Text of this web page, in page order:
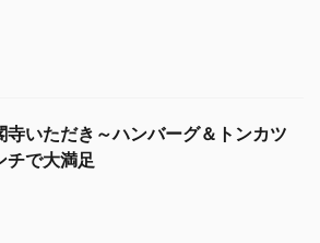
寺いただき～ハンバーグ＆トンカツ
チで大満足